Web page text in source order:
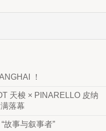
！
天梭 × PINARELLO 皮纳
落幕
故事与叙事者”